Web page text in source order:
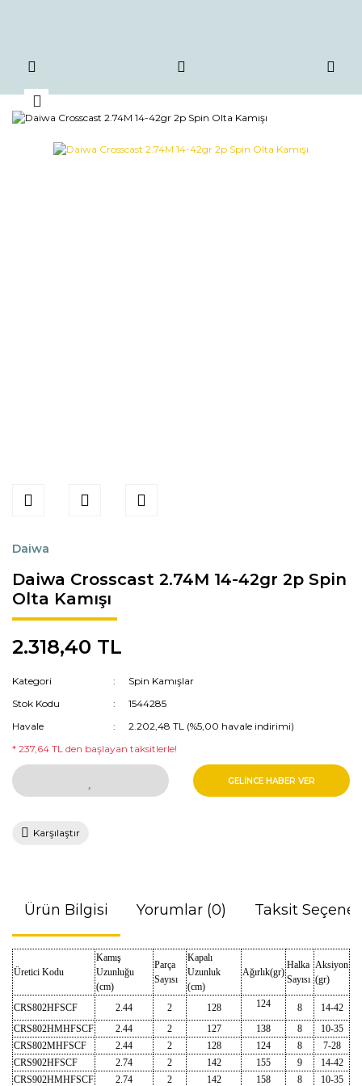
Daiwa
Daiwa Crosscast 2.74M 14-42gr 2p Spin
Olta Kamışı
2.318,40 TL
Kategori
Spin Kamışlar
Stok Kodu
1544285
Havale
2.202,48 TL (%5,00 havale indirimi)
* 237,64 TL den başlayan taksitlerle!
GELİNCE HABER VER
Karşılaştır
Ürün Bilgisi Yorumlar (0) Taksit
Üretici Kodu
Kamış
Uzunluğu
(cm)
Parça
Sayısı
Kapalı
Uzunluk
(cm)
Ağırlık(gr)
Halka
Sayısı
Aksiyon
(gr)
CRS802HFSCF 2.44 2 128 124 8
14-42
CRS802HMHFSCF
2.44 2 127 138 8
10-35
CRS802MHFSCF
2.44 2 128 124 8
7-28
CRS902HFSCF
2.74 2 142 155 9
14-42
CRS902HMHFSCF
2.74 2 142 158 8 10-35